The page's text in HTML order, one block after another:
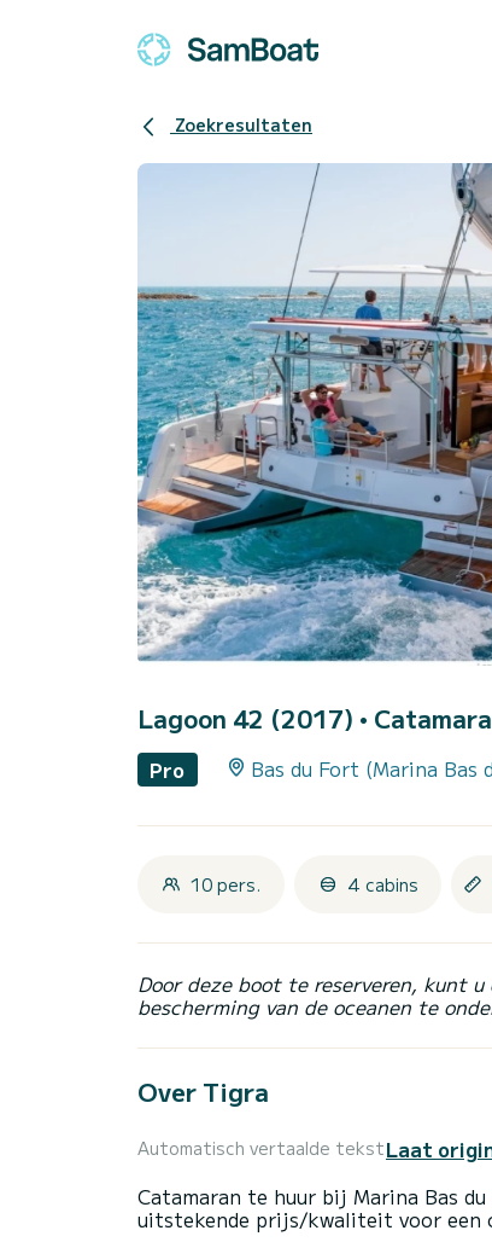
Zoekresultaten
Lagoon 42 (2017) •
Pro Bas du Fort (Marina Bas
10 pers. 4 cabins
Door deze boot te reserveren, kunt
bescherming van de oceanen te
Over Tigra
Automatisch vertaalde tekstLaat
Catamaran te huur bij Marina Bas
uitstekende prijs/kwaliteit voor een